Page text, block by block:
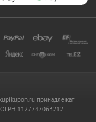
принадлежат
1127747063212